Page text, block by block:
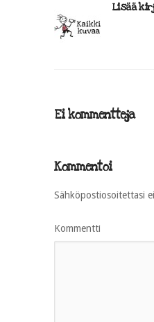
Lisää
Ei kommentteja
Kommentoi
Sähköpostiosoitettasi
Kommentti